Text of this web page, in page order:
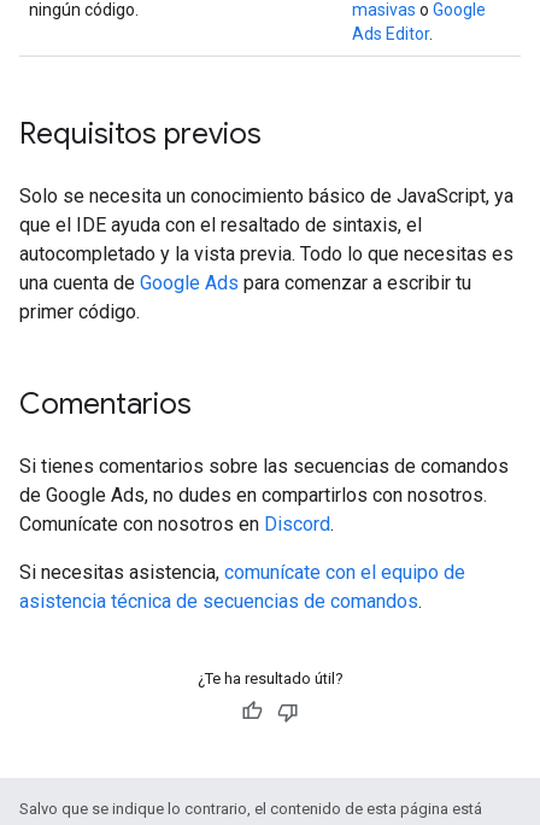
ningún código.
masivas o Google
Ads Editor.
Requisitos previos
Solo se necesita un conocimiento básico de JavaScript, ya
que el IDE ayuda con el resaltado de sintaxis, el
autocompletado y la vista previa. Todo lo que necesitas es
una cuenta de Google Ads para comenzar a escribir tu
primer código.
Comentarios
Si tienes comentarios sobre las secuencias de comandos
de Google Ads, no dudes en compartirlos con nosotros.
Comunícate con nosotros en Discord.
Si necesitas asistencia, comunícate con el equipo de
asistencia técnica de secuencias de comandos.
¿Te ha resultado útil?
Salvo que se indique lo contrario, el contenido de esta página está